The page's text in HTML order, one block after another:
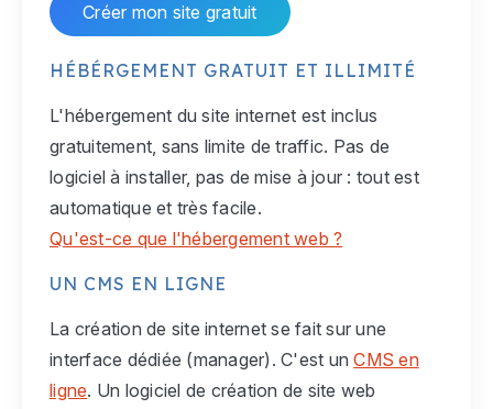
Créer mon site gratuit
HÉBÉRGEMENT GRATUIT ET ILLIMITÉ
L'hébergement du site internet est inclus
gratuitement, sans limite de traffic. Pas de
logiciel à installer, pas de mise à jour : tout est
automatique et très facile.
Qu'est-ce que l'hébergement web ?
UN CMS EN LIGNE
La création de site internet se fait sur une
interface dédiée (manager). C'est unCMS en
ligne. Un logiciel de création de site web